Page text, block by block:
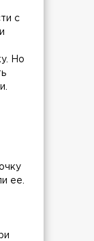
с
Но
ее.